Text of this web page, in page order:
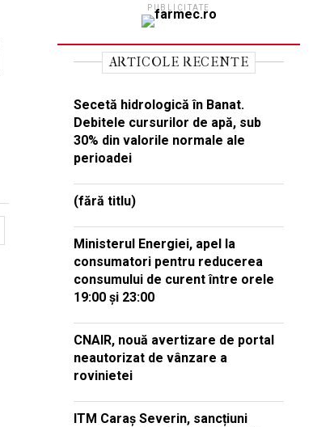
PUBLICITATE
ARTICOLE RECENTE
Secetă hidrologică în Banat.
Debitele cursurilor de apă, sub
30% din valorile normale ale
perioadei
(fără titlu)
Ministerul Energiei, apel la
consumatori pentru reducerea
consumului de curent între orele
19:00 și 23:00
CNAIR, nouă avertizare de portal
neautorizat de vânzare a
rovinietei
ITM Caraș Severin, sancțiuni